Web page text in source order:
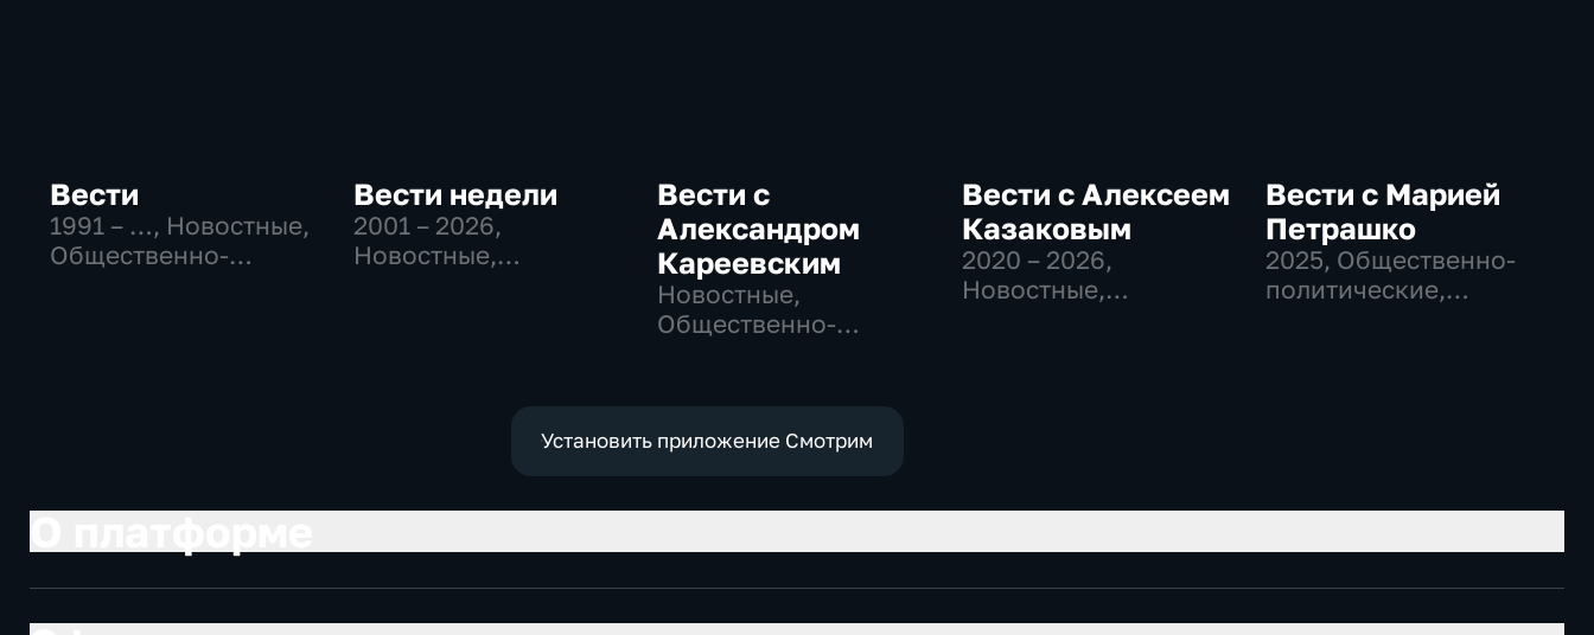
Вести
1991 – …, Новостные,
Общественно-
Вести недели
2001 – 2026,
Новостные,
Вести с
Александром
Кареевским
Новостные,
Общественно-
Вести с Алексеем
Казаковым
2020 – 2026,
Новостные,
Вести с Марией
Петрашко
2025, Общественно-
политические,
Установить приложение Смотрим